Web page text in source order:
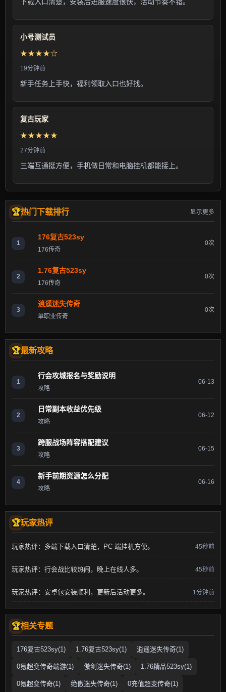
小号测试员
★★★★☆
19分钟前
新手任务上手快，福利领取入口也好找。
复古玩家
★★★★★
27分钟前
三端互通挺方便，手机做日常和电脑挂机都能接上。
热门下载排行 显示更多
1
176复古523sy
176传奇
0次
2
1.76复古523sy
176传奇
0次
3
逍遥迷失传奇
单职业传奇
0次
最新攻略
1
行会攻城报名与奖励说明
攻略
06-13
2
日常副本收益优先级
攻略
06-12
3
跨服战场阵容搭配建议
攻略
06-15
4
新手前期资源怎么分配
攻略
06-16
玩家热评
玩家热评：多端下载入口清楚，PC 端挂机方便。 45秒前
玩家热评：行会战比较热闹，晚上在线人多。 45秒前
玩家热评：安卓包安装顺利，更新后活动更多。 1分钟前
相关专题
176复古523sy(1) 1.76复古523sy(1) 逍遥迷失传奇(1)
0氪超变传奇端游(1) 傲剑迷失传奇(1) 1.76精品523sy(1)
0氪超变传奇(1) 绝傲迷失传奇(1) 0充值超变传奇(1)